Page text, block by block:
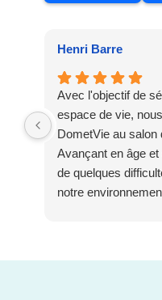
Henri Barre
Avec l'objectif de
espace de vie,
DometVie au salon
Avançant en âge
de quelques
notre